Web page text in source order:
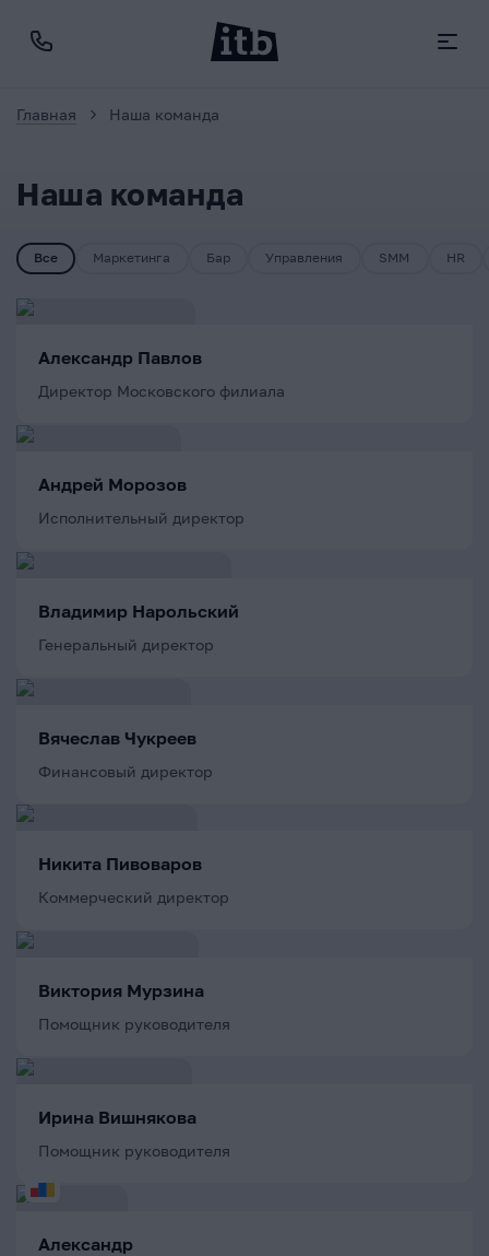
Главная Наша команда
Наша команда
Все Маркетинга Бар Управления SMM HR
Александр Павлов
Директор Московского филиала
Андрей Морозов
Исполнительный директор
Владимир Нарольский
Генеральный директор
Вячеслав Чукреев
Финансовый директор
Никита Пивоваров
Коммерческий директор
Виктория Мурзина
Помощник руководителя
Ирина Вишнякова
Помощник руководителя
Александр